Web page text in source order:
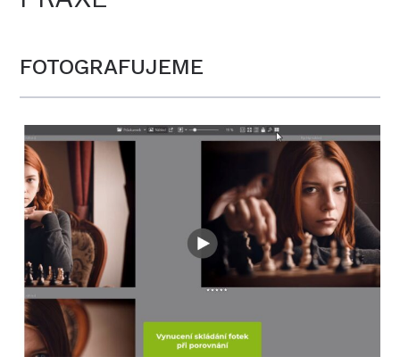
FOTOGRAFUJEME